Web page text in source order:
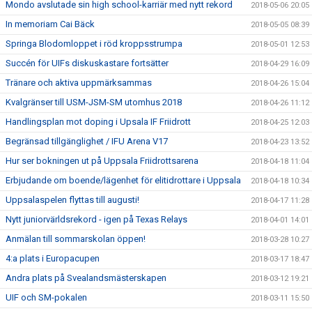
Mondo avslutade sin high school-karriär med nytt rekord 2018-05-06 20:05
In memoriam Cai Bäck 2018-05-05 08:39
Springa Blodomloppet i röd kroppsstrumpa 2018-05-01 12:53
Succén för UIFs diskuskastare fortsätter 2018-04-29 16:09
Tränare och aktiva uppmärksammas 2018-04-26 15:04
Kvalgränser till USM-JSM-SM utomhus 2018 2018-04-26 11:12
Handlingsplan mot doping i Upsala IF Friidrott 2018-04-25 12:03
Begränsad tillgänglighet / IFU Arena V17 2018-04-23 13:52
Hur ser bokningen ut på Uppsala Friidrottsarena 2018-04-18 11:04
Erbjudande om boende/lägenhet för elitidrottare i Uppsala 2018-04-18 10:34
Uppsalaspelen flyttas till augusti! 2018-04-17 11:28
Nytt juniorvärldsrekord - igen på Texas Relays 2018-04-01 14:01
Anmälan till sommarskolan öppen! 2018-03-28 10:27
4:a plats i Europacupen 2018-03-17 18:47
Andra plats på Svealandsmästerskapen 2018-03-12 19:21
UIF och SM-pokalen 2018-03-11 15:50